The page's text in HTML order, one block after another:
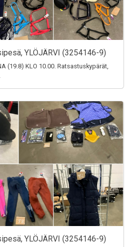
YLÖJÄRVI (3254146-9)
(19.8) KLO 10.00. Ratsastuskypärät,
YLÖJÄRVI (3254146-9)